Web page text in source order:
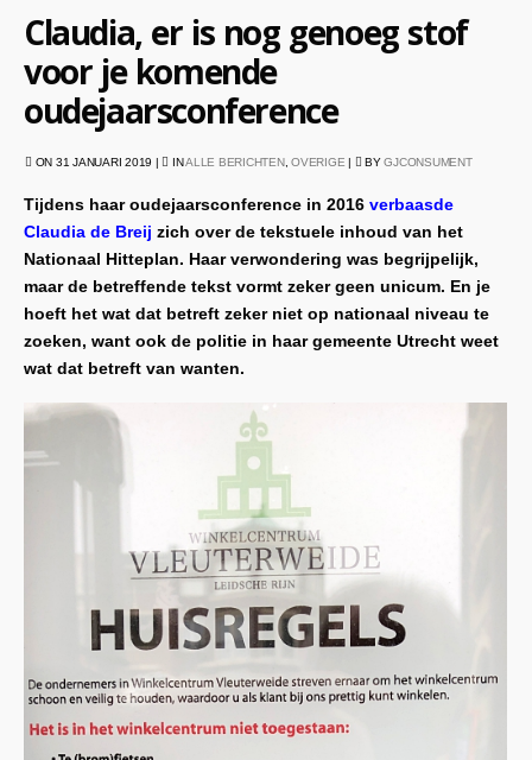
Claudia, er is nog genoeg stof
voor je komende
oudejaarsconference
ON 31 JANUARI 2019 | INALLE BERICHTEN, OVERIGE | BYGJCONSUMENT
Tijdens haar oudejaarsconference in 2016 verbaasde
Claudia de Breij zich over de tekstuele inhoud van het
Nationaal Hitteplan. Haar verwondering was begrijpelijk,
maar de betreffende tekst vormt zeker geen unicum. En je
hoeft het wat dat betreft zeker niet op nationaal niveau te
zoeken, want ook de politie in haar gemeente Utrecht weet
wat dat betreft van wanten.